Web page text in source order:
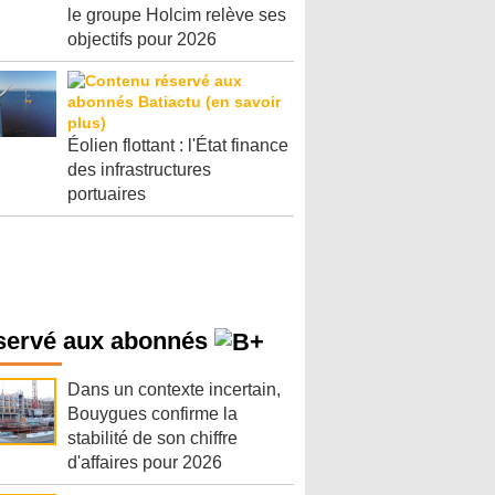
le groupe Holcim relève ses
objectifs pour 2026
Éolien flottant : l'État finance
des infrastructures
portuaires
aux abonnés
Dans un contexte incertain,
Bouygues confirme la
stabilité de son chiffre
d'affaires pour 2026